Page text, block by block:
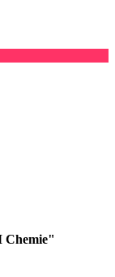
Chemie"